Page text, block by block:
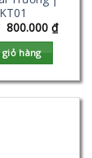
800.000₫
giỏ hàng